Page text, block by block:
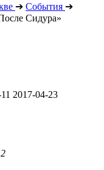
➔ События ➔
Сидура»
2017-04-23